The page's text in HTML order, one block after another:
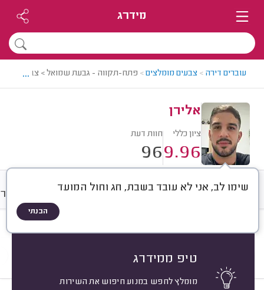
מידרג
עוברים דירה > צבעים מומלצים> פתח-תקווה - גבעת שמואל > צבע מומלץ
...
אלירן
ציון כללי
9.96
חוות דעת
96
שימו לב, אני לא עובד בשבת, חג וחול המועד
הבנתי
טיפ ממידרג
מומלץ לחפש במנוע חיפוש את השירות
חוות דעת מחירים ממוצע
עבודות גדולות